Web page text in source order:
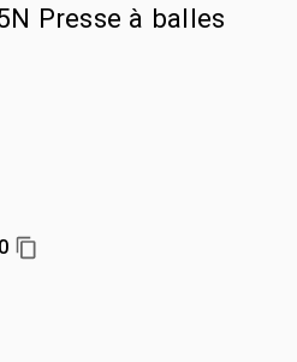
Presse à balles